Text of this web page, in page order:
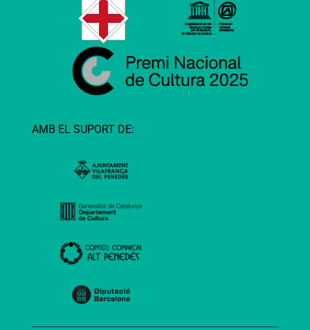
AMB EL SUPORT DE: